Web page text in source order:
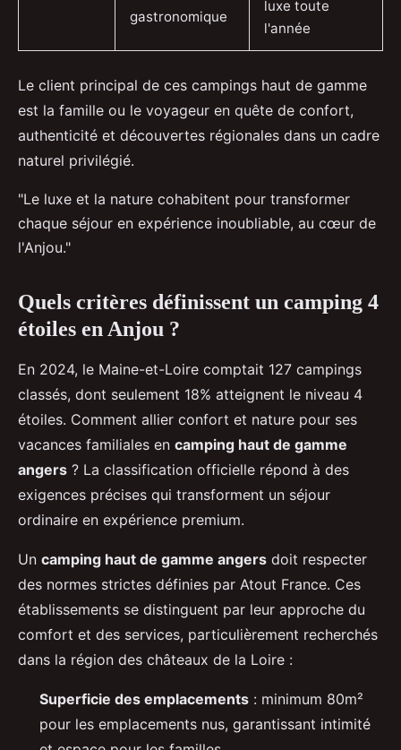
gastronomique
luxe toute
l'année
Le client principal de ces campings haut de gamme
est la famille ou le voyageur en quête de confort,
authenticité et découvertes régionales dans un cadre
naturel privilégié.
"Le luxe et la nature cohabitent pour transformer
chaque séjour en expérience inoubliable, au cœur de
l'Anjou."
Quels critères définissent un camping 4
étoiles en Anjou ?
En 2024, le Maine-et-Loire comptait 127 campings
classés, dont seulement 18% atteignent le niveau 4
étoiles. Comment allier confort et nature pour ses
vacances familiales en camping haut de gamme
angers ? La classification officielle répond à des
exigences précises qui transforment un séjour
ordinaire en expérience premium.
Un camping haut de gamme angers doit respecter
des normes strictes définies par Atout France. Ces
établissements se distinguent par leur approche du
comfort et des services, particulièrement recherchés
dans la région des châteaux de la Loire :
Superficie des emplacements : minimum 80m²
pour les emplacements nus, garantissant intimité